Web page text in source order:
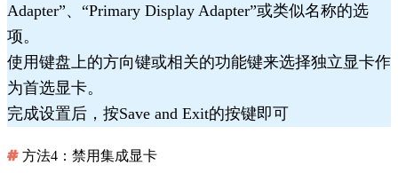
Adapter”、“Primary Display Adapter”或类似名称的选
项。
使用键盘上的方向键或相关的功能键来选择独立显卡作
为首选显卡。
完成设置后，按Save and Exit的按键即可
方法4：禁用集成显卡